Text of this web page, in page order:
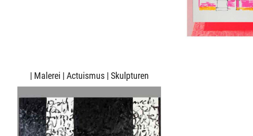
| Malerei | Actuismus | Skulpturen